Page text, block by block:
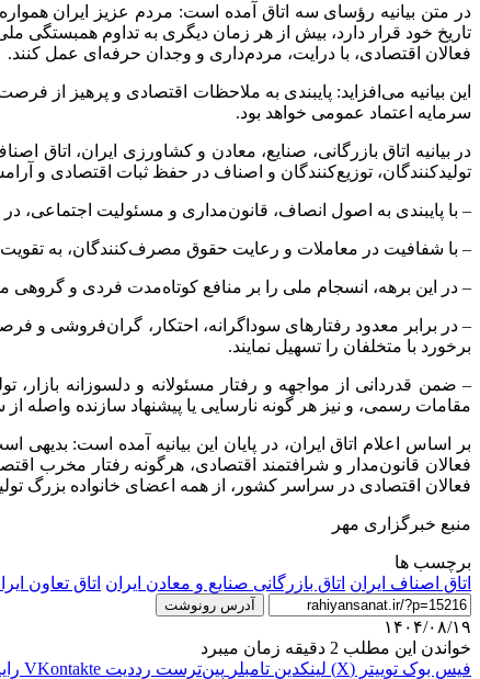
در متن بیانیه رؤسای سه اتاق آمده است: مردم عزیز ایران
تاریخ خود قرار دارد، بیش از هر زمان دیگری به تداوم همبستگی
فعالان اقتصادی، با درایت، مردم‌داری و وجدان حرفه‌ای عمل کنند.
این بیانیه می‌افزاید: پایبندی به ملاحظات اقتصادی و پرهیز از
سرمایه اعتماد عمومی خواهد بود.
در بیانیه اتاق بازرگانی، صنایع، معادن و کشاورزی ایران،
تولیدکنندگان، توزیع‌کنندگان و اصناف در حفظ ثبات اقتصادی و
– با پایبندی به اصول انصاف، قانون‌مداری و مسئولیت اجتماعی،
– با شفافیت در معاملات و رعایت حقوق مصرف‌کنندگان، به تقویت
– در این برهه، انسجام ملی را بر منافع کوتاه‌مدت فردی و گروهی
– در برابر معدود رفتارهای سوداگرانه، احتکار، گران‌فروشی
برخورد با متخلفان را تسهیل نمایند.
– ضمن قدردانی از مواجهه و رفتار مسئولانه و دلسوزانه
مقامات رسمی، و نیز هر گونه نارسایی یا پیشنهاد سازنده واصله
بر اساس اعلام اتاق ایران، در پایان این بیانیه آمده است:
فعالان قانون‌مدار و شرافتمند اقتصادی، هرگونه رفتار مخرب
فعالان اقتصادی در سراسر کشور، از همه اعضای خانواده بزرگ
منبع خبرگزاری مهر
برچسب ها
اتاق اصناف ایران اتاق بازرگانی صنایع و معادن ایران اتاق تعاون
آدرس رونوشت
۱۴۰۴/۰۸/۱۹
خواندن این مطلب 2 دقیقه زمان میبرد
فیس بوک توییتر (X) لینکدین ‫تامبلر ‫پین‌ترست ‫رددیت ‫VKontakte